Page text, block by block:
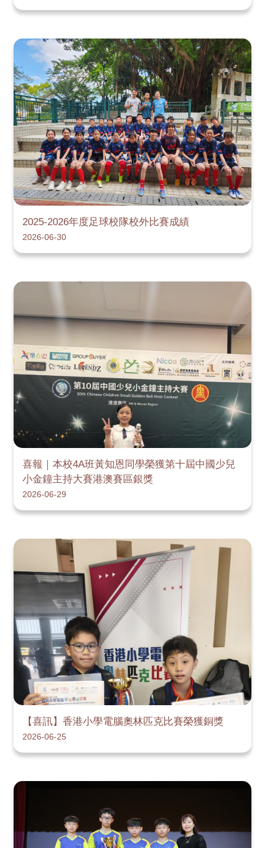
2025-2026年度足球校隊校外比賽成績
2026-06-30
喜報｜本校4A班黃知恩同學榮獲第十屆中國少兒
小金鐘主持大賽港澳賽區銀獎
2026-06-29
【喜訊】香港小學電腦奧林匹克比賽榮獲銅獎
2026-06-25